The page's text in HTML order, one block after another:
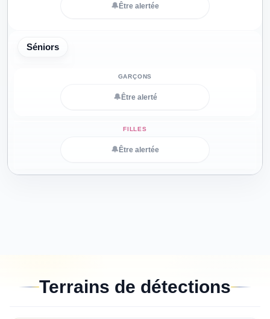
Terrains de détections
🔔 Être alertée
Séniors
🔔 Être alerté
🔔 Être alertée